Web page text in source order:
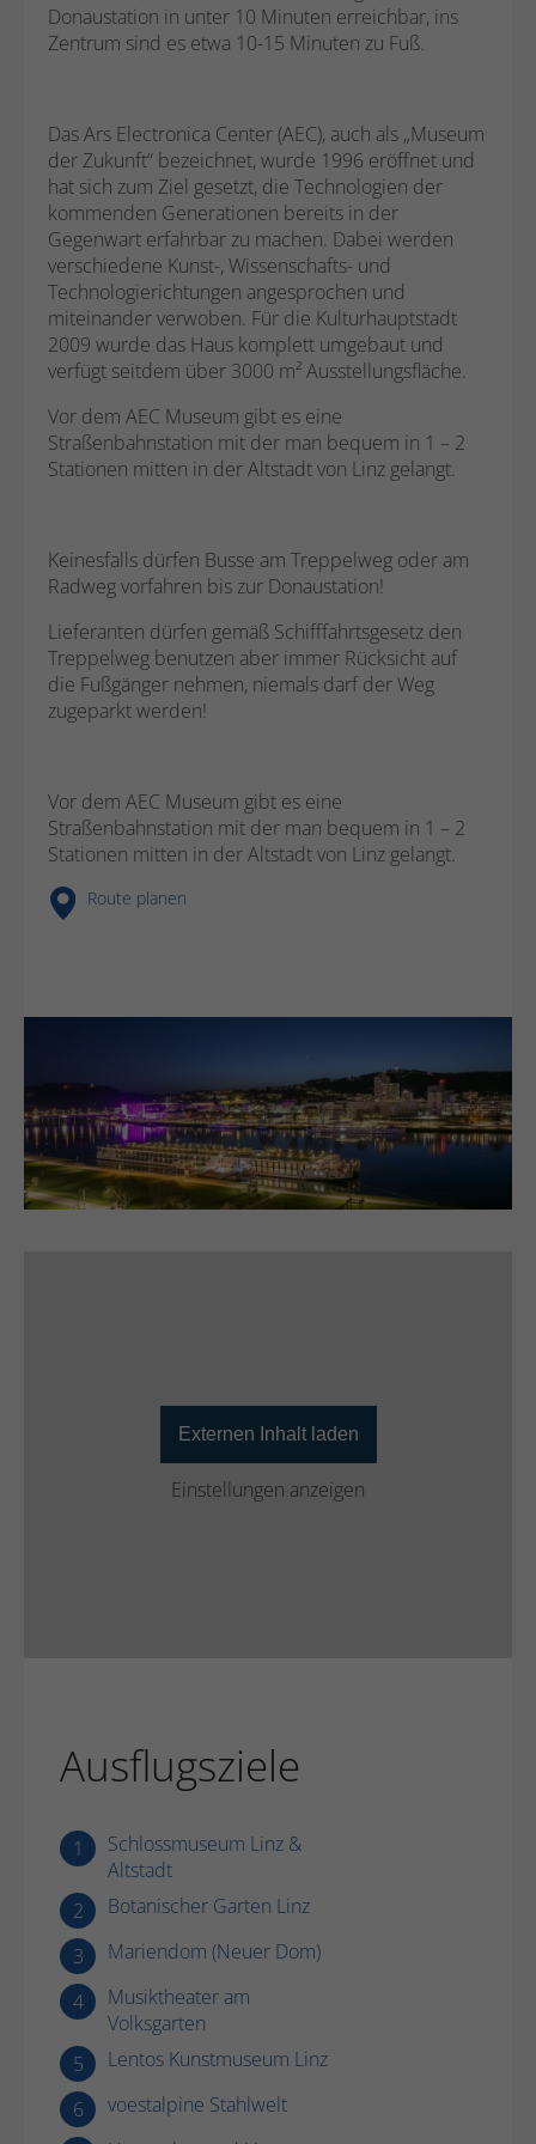
Donaustation in unter 10 Minuten erreichbar, ins
Zentrum sind es etwa 10-15 Minuten zu Fuß.
Das Ars Electronica Center (AEC), auch als „Museum
der Zukunft“ bezeichnet, wurde 1996 eröffnet und
hat sich zum Ziel gesetzt, die Technologien der
kommenden Generationen bereits in der
Gegenwart erfahrbar zu machen. Dabei werden
verschiedene Kunst-, Wissenschafts- und
Technologierichtungen angesprochen und
miteinander verwoben. Für die Kulturhauptstadt
2009 wurde das Haus komplett umgebaut und
verfügt seitdem über 3000 m² Ausstellungsfläche.
Vor dem AEC Museum gibt es eine
Straßenbahnstation mit der man bequem in 1 – 2
Stationen mitten in der Altstadt von Linz gelangt.
Keinesfalls dürfen Busse am Treppelweg oder am
Radweg vorfahren bis zur Donaustation!
Lieferanten dürfen gemäß Schifffahrtsgesetz den
Treppelweg benutzen aber immer Rücksicht auf
die Fußgänger nehmen, niemals darf der Weg
zugeparkt werden!
Vor dem AEC Museum gibt es eine
Straßenbahnstation mit der man bequem in 1 – 2
Stationen mitten in der Altstadt von Linz gelangt.
Route planen
Externen Inhalt laden
Einstellungen anzeigen
Ausflugsziele
1
Schlossmuseum Linz &
Altstadt
2
Botanischer Garten Linz
3
Mariendom (Neuer Dom)
4
Musiktheater am
Volksgarten
5
Lentos Kunstmuseum Linz
6
voestalpine Stahlwelt
Zweck
generierte ID, für die historische
Speicherung Ihrer vorgenommen
weisen eine randomly generierte Nummer
zu, um eindeutige Besucher zu
Name _gid
Anbieter Google Analytics
Laufzeit 1 Tag
Zweck
Dieses Cookie wird von Google Analytics
installiert. Das Cookie wird verwendet, um
Informationen darüber zu speichern, wie
Besucher eine Website nutzen, und hilft
bei der Erstellung eines Analyseberichts
darüber, wie es der Website geht. Die
erhobenen Daten umfassen die Anzahl der
Form.
Name _gat_UA-44977085-1
Anbieter Google Analytics
Laufzeit
Zweck
Cookie vom Mustertyp, bei dem das
Musterelement auf dem Namen die
eindeutige Identitätsnummer des Kontos
bezieht. Es scheint eine Variation des _gat-
Datenmenge zu begrenzen.